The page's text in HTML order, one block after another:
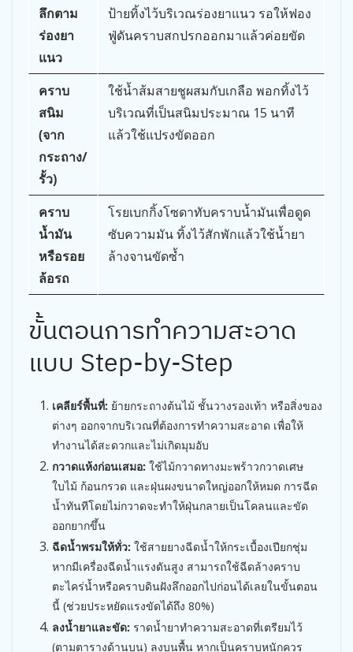
ลึกตาม
ร่องยา
แนว
ป้ายทิ้งไว้บริเวณร่องยาแนว รอให้ฟอง
ฟู่ดันคราบสกปรกออกมาแล้วค่อยขัด
คราบ
สนิม
(จาก
กระถาง/
รั้ว)
ใช้น้ำส้มสายชูผสมกับเกลือ พอกทิ้งไว้
บริเวณที่เป็นสนิมประมาณ 15 นาที
แล้วใช้แปรงขัดออก
คราบ
น้ำมัน
หรือรอย
ล้อรถ
โรยเบกกิ้งโซดาทับคราบน้ำมันเพื่อดูด
ซับความมัน ทิ้งไว้สักพักแล้วใช้น้ำยา
ล้างจานขัดซ้ำ
ขั้นตอนการทำความสะอาด
แบบ Step-by-Step
เคลียร์พื้นที่: ย้ายกระถางต้นไม้ ชั้นวางรองเท้า หรือสิ่งของ
ต่างๆ ออกจากบริเวณที่ต้องการทำความสะอาด เพื่อให้
ทำงานได้สะดวกและไม่เกิดมุมอับ
กวาดแห้งก่อนเสมอ: ใช้ไม้กวาดทางมะพร้าวกวาดเศษ
ใบไม้ ก้อนกรวด และฝุ่นผงขนาดใหญ่ออกให้หมด การฉีด
น้ำทันทีโดยไม่กวาดจะทำให้ฝุ่นกลายเป็นโคลนและขัด
ออกยากขึ้น
ฉีดน้ำพรมให้ทั่ว: ใช้สายยางฉีดน้ำให้กระเบื้องเปียกชุ่ม
หากมีเครื่องฉีดน้ำแรงดันสูง สามารถใช้ฉีดล้างคราบ
ตะไคร่น้ำหรือคราบดินฝังลึกออกไปก่อนได้เลยในขั้นตอน
นี้ (ช่วยประหยัดแรงขัดได้ถึง 80%)
ลงน้ำยาและขัด: ราดน้ำยาทำความสะอาดที่เตรียมไว้
(ตามตารางด้านบน) ลงบนพื้น หากเป็นคราบหนักควร